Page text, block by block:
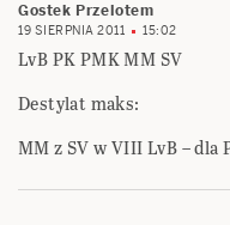
Gostek Przelotem
19 SIERPNIA 2011 15:02
LvB PK PMK MM SV
Destylat maks:
MM z SV w VIII LvB – dla